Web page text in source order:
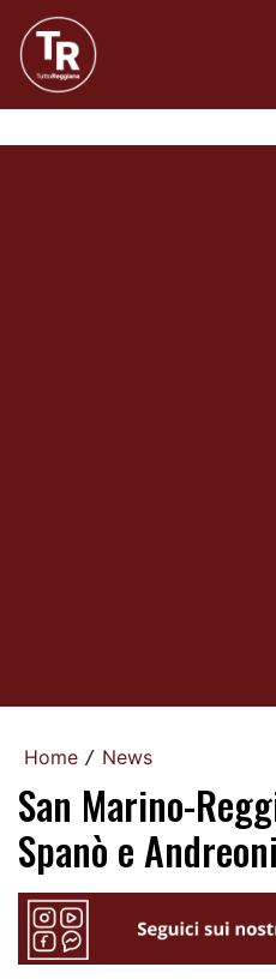
Home / News
San Marino-
Spanò e